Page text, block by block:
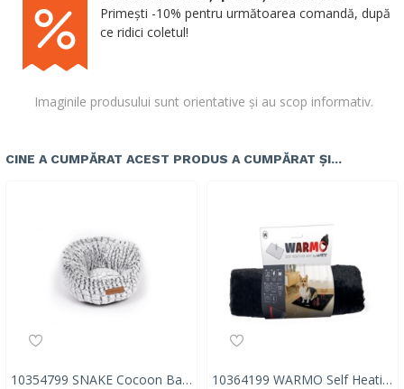
Imaginile produsului sunt orientative și au scop informativ.
Primești -10% pentru următoarea comandă, după
ce ridici coletul!
CINE A CUMPĂRAT ACEST PRODUS A CUMPĂRAT ȘI...
10354799 SNAKE Cocoon Basket 10364199 WARMO Self Heating Mat M